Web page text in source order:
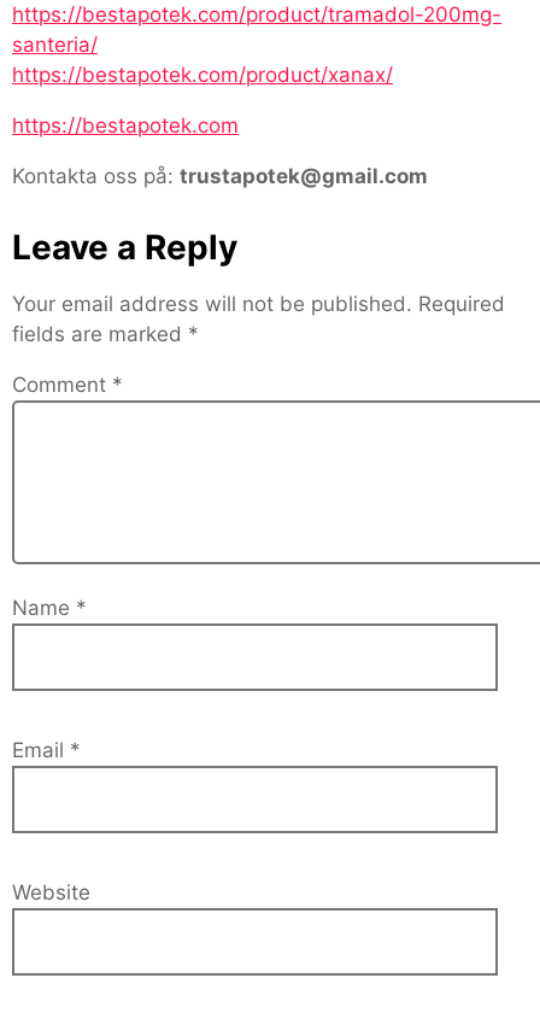
https://bestapotek.com/product/tramadol-200mg-
santeria/
https://bestapotek.com/product/xanax/
https://bestapotek.com
Kontakta oss på: trustapotek@gmail.com
Leave a Reply
Your email address will not be published. Required
fields are marked *
Comment *
Name *
Email *
Website